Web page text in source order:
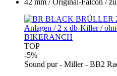
BIKERANCH
TOP
-5%
Sound pur - Miller - BB2